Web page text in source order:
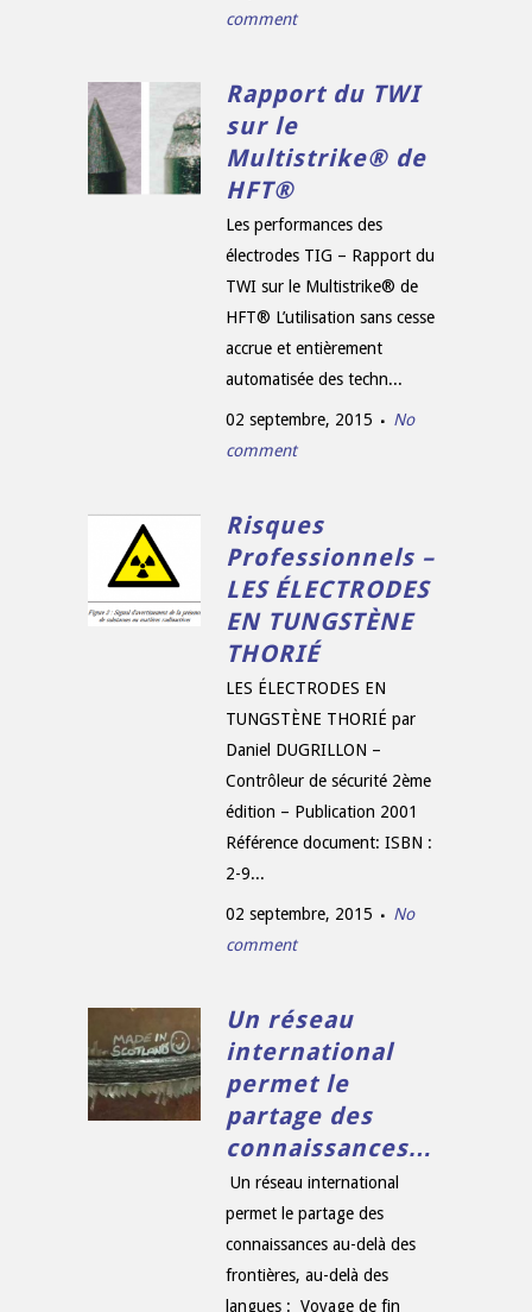
comment
Rapport du TWI
sur le
Multistrike® de
HFT®
Les performances des
électrodes TIG – Rapport du
TWI sur le Multistrike® de
HFT® L’utilisation sans cesse
accrue et entièrement
automatisée des techn...
02 septembre, 2015
No
comment
Risques
Professionnels –
LES ÉLECTRODES
EN TUNGSTÈNE
THORIÉ
LES ÉLECTRODES EN
TUNGSTÈNE THORIÉ par
Daniel DUGRILLON –
Contrôleur de sécurité 2ème
édition – Publication 2001
Référence document: ISBN :
2-9...
02 septembre, 2015
No
comment
Un réseau
international
permet le
partage des
connaissances…
Un réseau international
permet le partage des
connaissances au-delà des
frontières, au-delà des
langues : Voyage de fin